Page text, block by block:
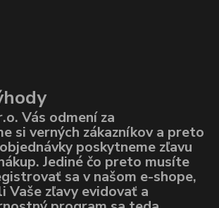
Vás odmení za
si verných zákazníkov a preto
poskytneme zľavu
Jediné čo preto musíte
sa v našom e-shope,
Vaše zľavy evidovať a